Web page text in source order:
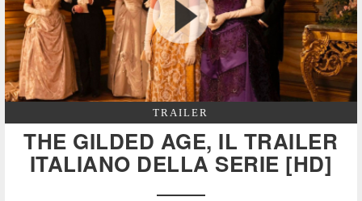
TRAILER
THE GILDED AGE, IL TRAILER
ITALIANO DELLA SERIE [HD]